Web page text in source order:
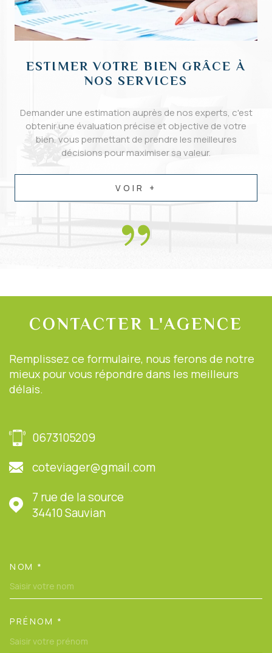
ESTIMER VOTRE BIEN GRÂCE À
NOS SERVICES
Demander une estimation auprès de nos experts, c'est
obtenir une évaluation précise et objective de votre
bien, vous permettant de prendre les meilleures
décisions pour maximiser sa valeur.
VOIR +
CONTACTER L'AGENCE
Remplissez ce formulaire, nous ferons de notre
mieux pour vous répondre dans les meilleurs
délais.
0673105209
coteviager@gmail.com
7 rue de la source
34410 Sauvian
NOM *
PRÉNOM *